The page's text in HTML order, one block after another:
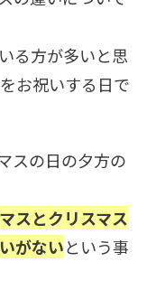
る方が多いと思
お祝いする日で
スの日の夕方の
スとクリスマス
がないという事